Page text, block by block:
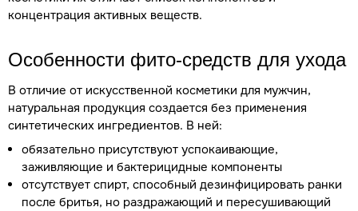
концентрация активных веществ.
Особенности фито-средств для ухода
В отличие от искусственной косметики для мужчин,
натуральная продукция создается без применения
синтетических ингредиентов. В ней:
обязательно присутствуют успокаивающие,
заживляющие и бактерицидные компоненты
отсутствует спирт, способный дезинфицировать ранки
после бритья, но раздражающий и пересушивающий